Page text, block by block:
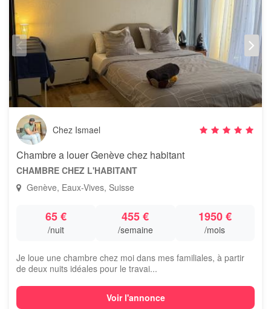
Chez Ismael
Chambre a louer Genève chez habitant
CHAMBRE CHEZ L'HABITANT
Genève, Eaux-Vives, Suisse
65 €
/nuit
455 €
/semaine
1950 €
/mois
Je loue une chambre chez moi dans mes familiales, à partir
de deux nuits idéales pour le travai...
Voir l'annonce